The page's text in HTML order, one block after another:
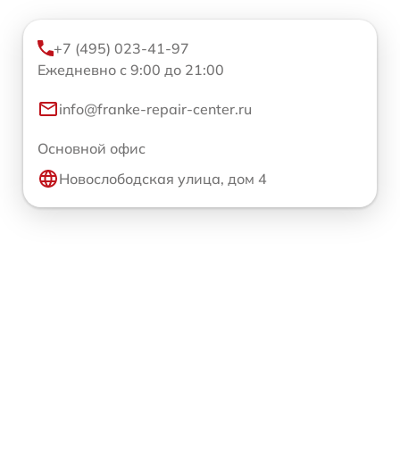
+7 (495) 023-41-97
Ежедневно с 9:00 до 21:00
info@franke-repair-center.ru
Основной офис
Новослободская улица, дом 4